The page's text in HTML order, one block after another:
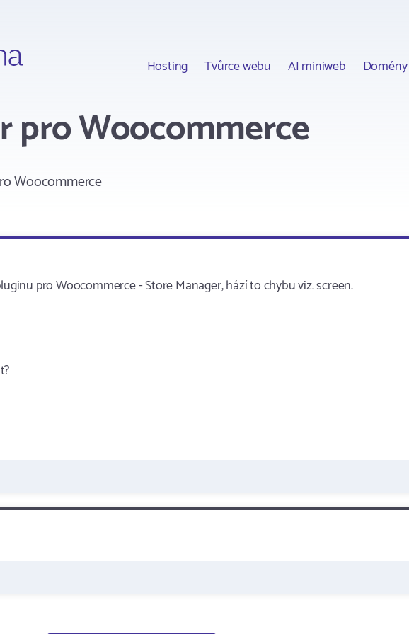
Hosting Tvůrce webu AI miniweb Domény
pro Woocommerce
Woocommerce
pro Woocommerce - Store Manager, hází to chybu viz. screen.